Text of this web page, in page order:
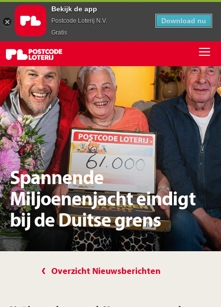
Bekijk de app
Postcode Loterij N.V.
Gratis
Download nu
Spannende
Miljoenenjacht eindigt
bij de Duitse grens
Overzicht Nieuwsberichten